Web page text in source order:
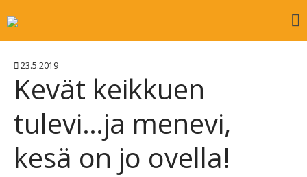
Palvelut
Biopussitus / Muovitus
Käsinpostitus
23.5.2019
Kevät keikkuen
tulevi…ja menevi,
kesä on jo ovella!